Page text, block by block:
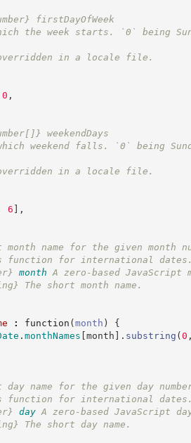
firstDayOfWeek
the week starts. `0` being
in a locale file.
0 ,
weekendDays
weekend falls. `0` being
in a locale file.
6 ] ,
name for the given month
for international
month A zero-based JavaScript
The short month name.
: function (month )
{
. monthNames [month ] . substring (0
name for the given day
for international
day A zero-based JavaScript
The short day name.